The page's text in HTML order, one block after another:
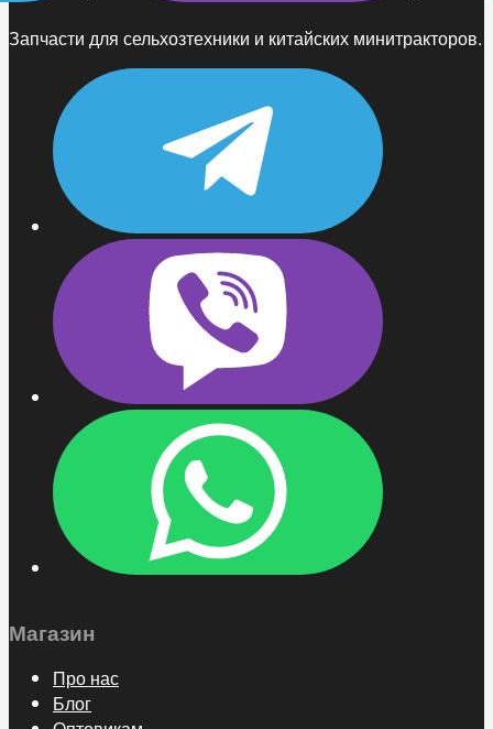
Запчасти для сельхозтехники и китайских минитракторов.
Магазин
Про нас
Блог